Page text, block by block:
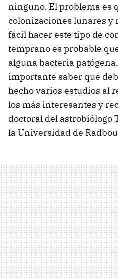
ninguno. El problema es
colonizaciones lunares y
fácil hacer este tipo de
temprano es probable
alguna bacteria
importante saber qué
hecho varios estudios al
los más interesantes y
doctoral del astrobiólogo
la Universidad de